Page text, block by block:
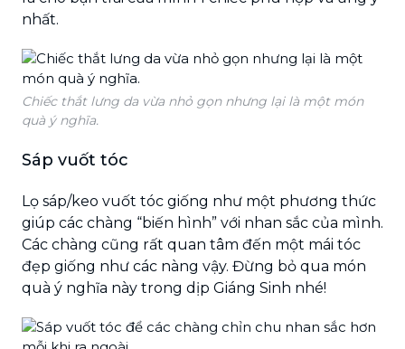
nhất.
Chiếc thắt lưng da vừa nhỏ gọn nhưng lại là một món
quà ý nghĩa.
Sáp vuốt tóc
Lọ sáp/keo vuốt tóc giống như một phương thức
giúp các chàng “biến hình” với nhan sắc của mình.
Các chàng cũng rất quan tâm đến một mái tóc
đẹp giống như các nàng vậy. Đừng bỏ qua món
quà ý nghĩa này trong dịp Giáng Sinh nhé!